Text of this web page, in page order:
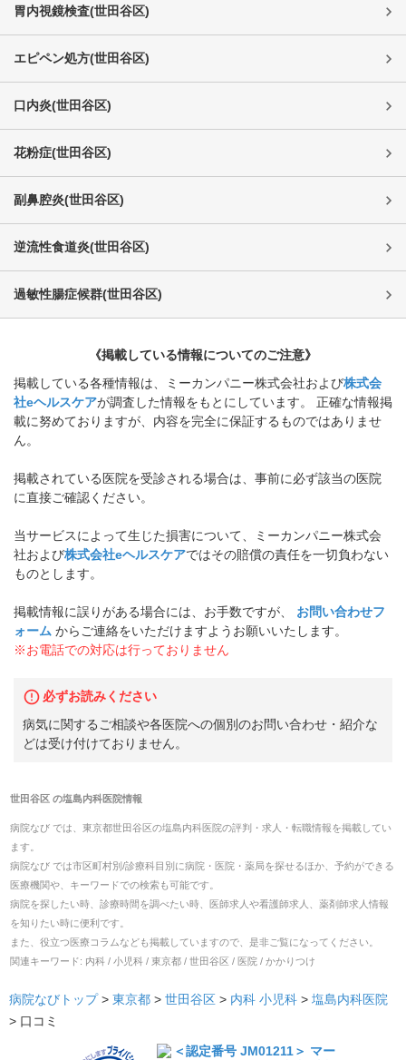
胃内視鏡検査(世田谷区)
エピペン処方(世田谷区)
口内炎(世田谷区)
花粉症(世田谷区)
副鼻腔炎(世田谷区)
逆流性食道炎(世田谷区)
過敏性腸症候群(世田谷区)
《掲載している情報についてのご注意》
掲載している各種情報は、ミーカンパニー株式会社および株式会
社eヘルスケアが調査した情報をもとにしています。 正確な情報掲
載に努めておりますが、内容を完全に保証するものではありませ
ん。
掲載されている医院を受診される場合は、事前に必ず該当の医院
に直接ご確認ください。
当サービスによって生じた損害について、ミーカンパニー株式会
社および株式会社eヘルスケアではその賠償の責任を一切負わない
ものとします。
掲載情報に誤りがある場合には、お手数ですが、
お問い合わせフ
ォーム からご連絡をいただけますようお願いいたします。
※お電話での対応は行っておりません
必ずお読みください
病気に関するご相談や各医院への個別のお問い合わせ・紹介な
どは受け付けておりません。
世田谷区の塩島内科医院情報
病院なび では、 東京都世田谷区の塩島内科医院の評判・求人・転職情報を掲載してい
ます。
病院なび では市区町村別/診療科目別に病院・医院・薬局を探せるほか、予約ができる
医療機関や、キーワードでの検索も可能です。
病院を探したい時、診療時間を調べたい時、医師求人や看護師求人、薬剤師求人情報
を知りたい時に便利です。
また、役立つ医療コラムなども掲載していますので、是非ご覧になってください。
関連キーワード: 内科 / 小児科 / 東京都 / 世田谷区 / 医院 / かかりつけ
病院なびトップ > 東京都 > 世田谷区 > 内科 小児科 > 塩島内科医院
> 口コミ